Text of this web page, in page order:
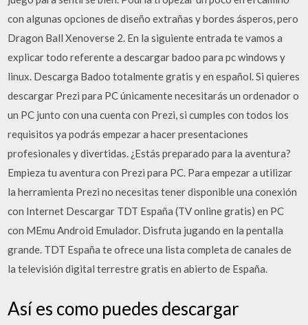
con algunas opciones de diseño extrañas y bordes ásperos, pero
Dragon Ball Xenoverse 2. En la siguiente entrada te vamos a
explicar todo referente a descargar badoo para pc windows y
linux. Descarga Badoo totalmente gratis y en español. Si quieres
descargar Prezi para PC únicamente necesitarás un ordenador o
un PC junto con una cuenta con Prezi, si cumples con todos los
requisitos ya podrás empezar a hacer presentaciones
profesionales y divertidas. ¿Estás preparado para la aventura?
Empieza tu aventura con Prezi para PC. Para empezar a utilizar
la herramienta Prezi no necesitas tener disponible una conexión
con Internet Descargar TDT España (TV online gratis) en PC
con MEmu Android Emulador. Disfruta jugando en la pentalla
grande. TDT España te ofrece una lista completa de canales de
la televisión digital terrestre gratis en abierto de España.
Así es como puedes descargar